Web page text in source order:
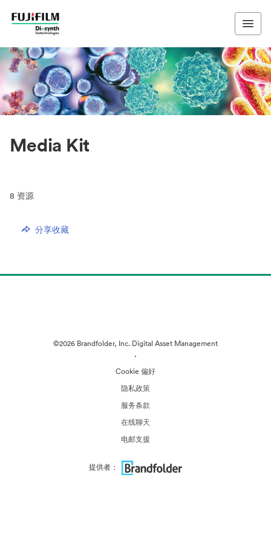
Media Kit
8 资源
分享收藏
©2026 Brandfolder, Inc. Digital Asset Management
·
Cookie 偏好
隐私政策
服务条款
在线聊天
电邮支援
提供者：